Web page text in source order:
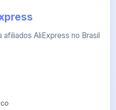
AliExpress no Brasil